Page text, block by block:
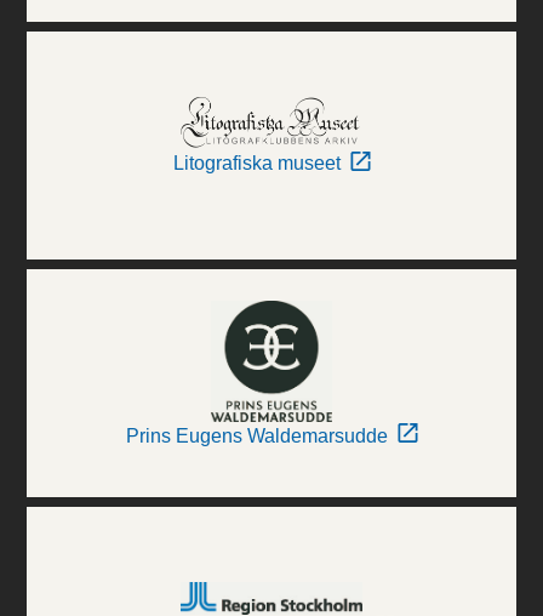
Litografiska museet
Prins Eugens Waldemarsudde